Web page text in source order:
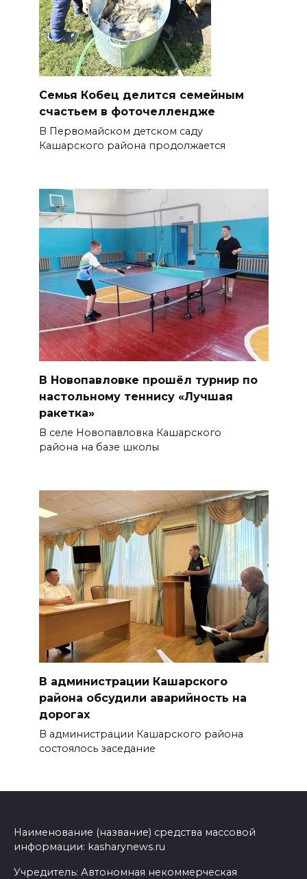
Семья Кобец делится семейным
счастьем в фоточеллендже
В Первомайском детском саду
Кашарского района продолжается
В Новопавловке прошёл турнир по
настольному теннису «Лучшая
ракетка»
В селе Новопавловка Кашарского
района на базе школы
В администрации Кашарского
района обсудили аварийность на
дорогах
В администрации Кашарского района
состоялось заседание
Наименование (название) средства массовой
информации: kasharynews.ru
Учредитель: Автономная некоммерческая